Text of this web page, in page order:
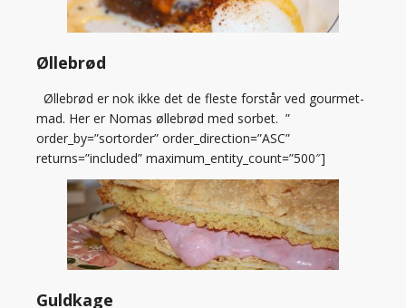
Øllebrød
Øllebrød er nok ikke det de fleste forstår ved gourmet-
mad. Her er Nomas øllebrød med sorbet. ”
order_by=”sortorder” order_direction=”ASC”
returns=”included” maximum_entity_count=”500″]
Guldkage